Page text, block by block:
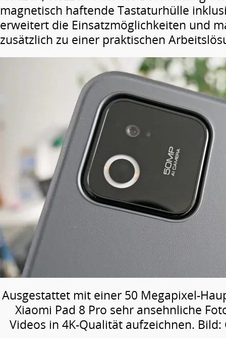
magnetisch haftende Tastaturhülle
erweitert die Einsatzmöglichkeiten und
zusätzlich zu einer praktischen
Ausgestattet mit einer 50 Megapixel-
Xiaomi Pad 8 Pro sehr ansehnliche
Videos in 4K-Qualität aufzeichnen. Bild: